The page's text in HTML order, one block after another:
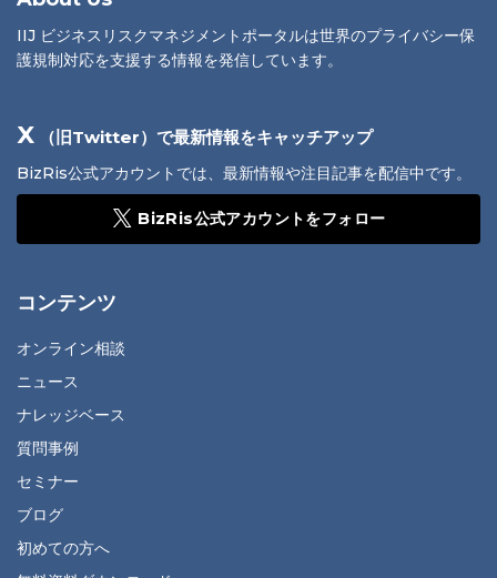
IIJ ビジネスリスクマネジメントポータルは世界のプライバシー保
護規制対応を支援する情報を発信しています。
X （旧Twitter）で最新情報をキャッチアップ
BizRis公式アカウントでは、最新情報や注目記事を配信中です。
BizRis公式アカウントをフォロー
コンテンツ
オンライン相談
ニュース
ナレッジベース
質問事例
セミナー
ブログ
初めての方へ